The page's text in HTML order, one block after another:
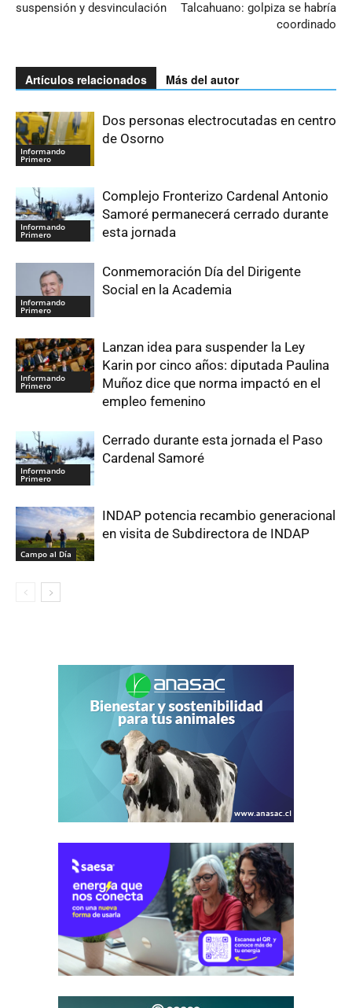
suspensión y desvinculación
Talcahuano: golpiza se habría
coordinado
Artículos relacionados Más del autor
Informando
Primero
Dos personas electrocutadas en centro
de Osorno
Informando
Primero
Complejo Fronterizo Cardenal Antonio
Samoré permanecerá cerrado durante
esta jornada
Informando
Primero
Conmemoración Día del Dirigente
Social en la Academia
Informando
Primero
Lanzan idea para suspender la Ley
Karin por cinco años: diputada Paulina
Muñoz dice que norma impactó en el
empleo femenino
Informando
Primero
Cerrado durante esta jornada el Paso
Cardenal Samoré
Campo al Día
INDAP potencia recambio generacional
en visita de Subdirectora de INDAP